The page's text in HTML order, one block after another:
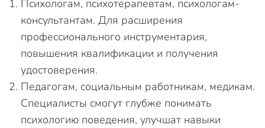
Психологам, психотерапевтам, психологам-
консультантам. Для расширения
профессионального инструментария,
повышения квалификации и получения
удостоверения.
Педагогам, социальным работникам, медикам.
Специалисты смогут глубже понимать
психологию поведения, улучшат навыки